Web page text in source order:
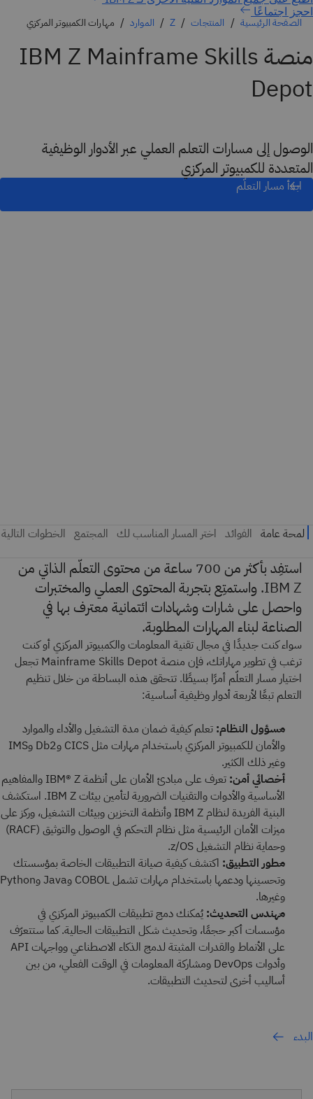
احجز اجتماعًا
الصفحة الرئيسية المنتجات Z الموارد مهارات الكمبيوتر المركزي
منصة IBM Z Mainframe Skills
Depot
الوصول إلى مسارات التعلم العملي عبر الأدوار الوظيفية
المتعددة للكمبيوتر المركزي
ابدأ مسار التعلّم
استفِد بأكثر من 700 ساعة من محتوى التعلّم الذاتي من
IBM Z. واستمتِع بتجربة المحتوى العملي والمختبرات
واحصل على شارات وشهادات ائتمانية معترف بها في
الصناعة لبناء المهارات المطلوبة.
سواء كنت جديدًا في مجال تقنية المعلومات والكمبيوتر المركزي أو كنت
ترغب في تطوير مهاراتك، فإن منصة Mainframe Skills Depot تجعل
اختيار مسار التعلّم أمرًا بسيطًا. تتحقق هذه البساطة من خلال تنظيم
التعلم تبعًا لأربعة أدوار وظيفية أساسية:
مسؤول النظام: تعلم كيفية ضمان مدة التشغيل والأداء والموارد
والأمان للكمبيوتر المركزي باستخدام مهارات مثل CICS وDb2 وIMS
وغير ذلك الكثير.
أخصائي أمن:
تعرف على مبادئ الأمان على أنظمة IBM® Z والمفاهيم
الأساسية والأدوات والتقنيات الضرورية لتأمين بيئات IBM Z. استكشف
البنية الفريدة لنظام IBM Z وأنظمة التخزين وبيئات التشغيل، وركز على
ميزات الأمان الرئيسية مثل نظام التحكم في الوصول والتوثيق (RACF)
وحماية نظام التشغيل z/OS.
مطور التطبيق: اكتشف كيفية صيانة التطبيقات الخاصة بمؤسستك
وتحسينها ودعمها باستخدام مهارات تشمل COBOL وJava وPython
وغيرها.
مهندس التحديث: يُمكنك دمج تطبيقات الكمبيوتر المركزي في
مؤسسات أكبر حجمًا، وتحديث شكل التطبيقات الحالية. كما ستتعرّف
على الأنماط والقدرات المثبتة لدمج الذكاء الاصطناعي وواجهات API
وأدوات DevOps ومشاركة المعلومات في الوقت الفعلي، من بين
أساليب أخرى لتحديث التطبيقات.
البدء